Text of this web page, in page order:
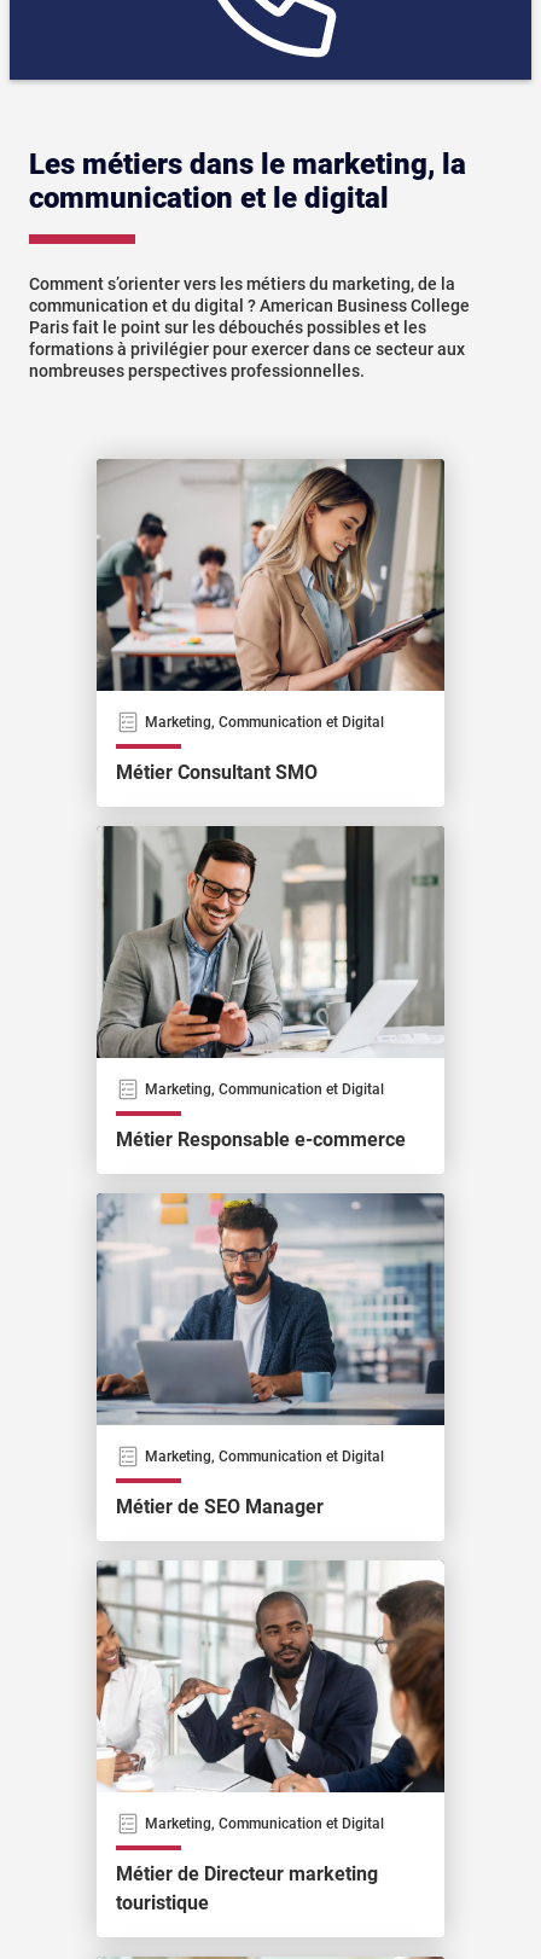
Les métiers dans le marketing, la
communication et le digital
Comment s’orienter vers les métiers du marketing, de la
communication et du digital ? American Business College
Paris fait le point sur les débouchés possibles et les
formations à privilégier pour exercer dans ce secteur aux
nombreuses perspectives professionnelles.
Marketing, Communication et Digital
Métier Consultant SMO
Marketing, Communication et Digital
Métier Responsable e-commerce
Marketing, Communication et Digital
Métier de SEO Manager
Marketing, Communication et Digital
Métier de Directeur marketing
touristique